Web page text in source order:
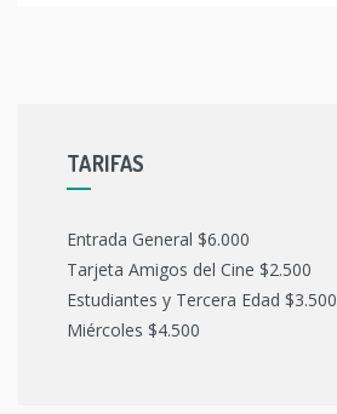
TARIFAS
Entrada General $6.000
Tarjeta Amigos del Cine $2.500
Estudiantes y Tercera Edad $3.500
Miércoles $4.500